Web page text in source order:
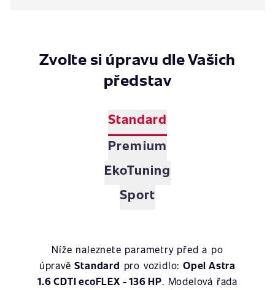
Zvolte si úpravu dle Vašich
představ
Standard
Premium
EkoTuning
Sport
Níže naleznete parametry před a po
úpravěStandard pro vozidlo:Opel Astra
1.6 CDTI ecoFLEX - 136 HP. Modelová řada